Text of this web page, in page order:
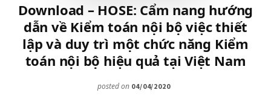
Download – HOSE: Cẩm nang hướng
dẫn về Kiểm toán nội bộ việc thiết
lập và duy trì một chức năng Kiểm
toán nội bộ hiệu quả tại Việt Nam
posted on 04/04/2020